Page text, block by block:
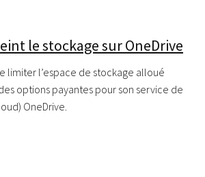
le stockage sur OneDrive
limiter l’espace de stockage alloué
options payantes pour son service de
OneDrive.